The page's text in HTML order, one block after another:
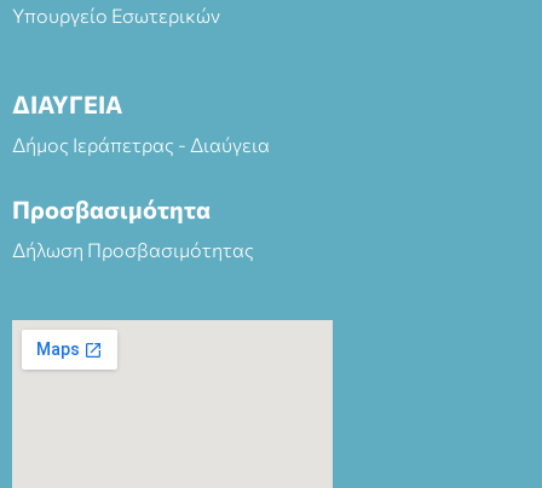
Υπουργείο Εσωτερικών
ΔΙΑΥΓΕΙΑ
Δήμος Ιεράπετρας - Διαύγεια
Προσβασιμότητα
Δήλωση Προσβασιμότητας